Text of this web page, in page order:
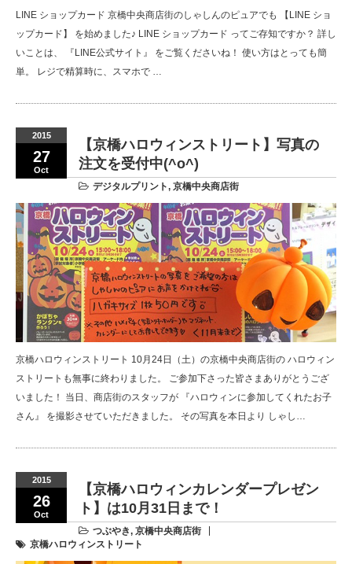
LINE ショップカード 京橋中央商店街のしゃしんのピュアでも 【LINE ショ
ップカード】 を始めました♪ LINE ショップカード ってご存知ですか？ 詳し
いことは、 『LINE公式サイト』 をご覧くださいね！ 使い方はとっても簡
単。 レジで精算時に、スマホで …
2015
27
Oct
【京橋ハロウィンストリート】写真の
注文を受付中(^o^)
デジタルプリント, 京橋中央商店街
京橋ハロウィンストリート 10月24日（土）の京橋中央商店街の ハロウィン
ストリートも無事に終わりました。 ご参加下さった皆さまありがとうござ
いました！ 当日、商店街のスタッフが 『ハロウィンに参加してくれたお子
さん』 を撮影させていただきました。 その写真を本日より しゃし…
2015
26
Oct
【京橋ハロウィンカレンダープレゼン
ト】は10月31日まで！
つぶやき, 京橋中央商店街
京橋ハロウィンストリート